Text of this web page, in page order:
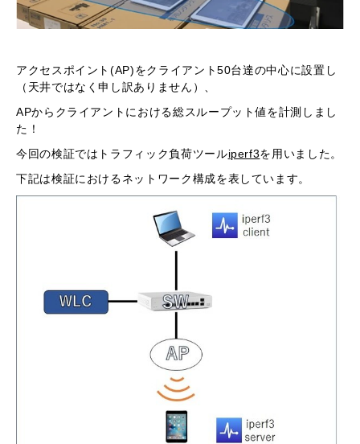
アクセスポイント(AP)をクライアント50台達の中心に設置し
（天井ではなく申し訳ありません）、
APからクライアントにおける総スループット値を計測しまし
た！
今回の検証ではトラフィック負荷ツールiperf3を用いました。
下記は検証におけるネットワーク構成を表しています。